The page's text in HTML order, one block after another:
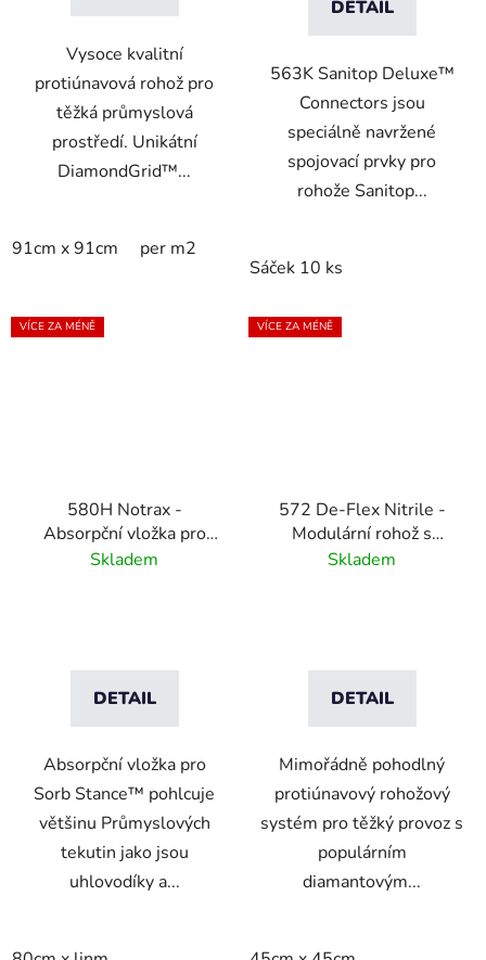
Vysoce kvalitní
protiúnavová rohož pro
těžká průmyslová
prostředí. Unikátní
DiamondGrid™...
91cm x 91cm per m2
DETAIL
563K Sanitop Deluxe™
Connectors jsou
speciálně navržené
spojovací prvky pro
rohože Sanitop...
Sáček 10 ks
VÍCE ZA MÉNĚ
580H Notrax -
Absorpční vložka pro
Sorb Stance
Skladem
DETAIL
Absorpční vložka pro
Sorb Stance™ pohlcuje
většinu Průmyslových
tekutin jako jsou
uhlovodíky a...
VÍCE ZA MÉNĚ
572 De-Flex Nitrile -
Modulární rohož s
dvojitým uzamykacím
Skladem
DETAIL
Mimořádně pohodlný
protiúnavový rohožový
systém pro těžký provoz s
populárním
diamantovým...